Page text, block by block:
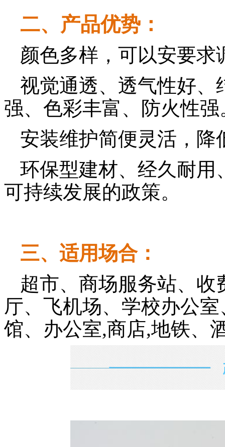
二、产品优势：
颜色多样，可以安要求
视觉通透、透气性好、
强、色彩丰富、防火性强
安装维护简便灵活，降
环保型建材、经久耐用
可持续发展的政策。
三、适用场合：
超市、商场服务站、
厅、飞机场、学校办公
馆、办公室,商店,地铁、